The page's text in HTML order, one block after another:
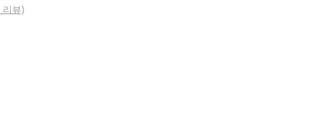
리뷰)